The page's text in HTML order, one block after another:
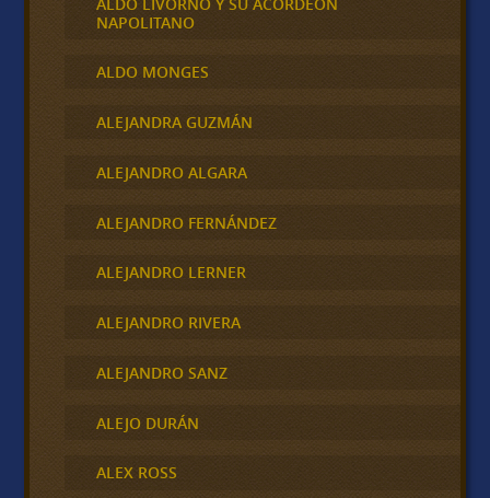
NAPOLITANO
ALDO MONGES
ALEJANDRA GUZMÁN
ALEJANDRO ALGARA
ALEJANDRO FERNÁNDEZ
ALEJANDRO LERNER
ALEJANDRO RIVERA
ALEJANDRO SANZ
ALEJO DURÁN
ALEX ROSS